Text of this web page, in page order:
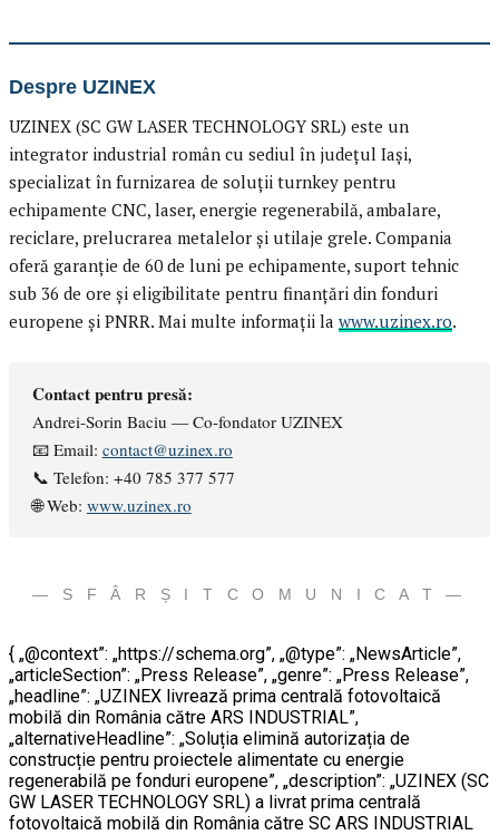
Despre UZINEX
UZINEX (SC GW LASER TECHNOLOGY SRL) este un
integrator industrial român cu sediul în județul Iași,
specializat în furnizarea de soluții turnkey pentru
echipamente CNC, laser, energie regenerabilă, ambalare,
reciclare, prelucrarea metalelor și utilaje grele. Compania
oferă garanție de 60 de luni pe echipamente, suport tehnic
sub 36 de ore și eligibilitate pentru finanțări din fonduri
europene și PNRR. Mai multe informații la www.uzinex.ro.
Contact pentru presă:
Andrei-Sorin Baciu — Co-fondator UZINEX
📧 Email: contact@uzinex.ro
📞 Telefon: +40 785 377 577
🌐 Web: www.uzinex.ro
— S F Â R Ș I T C O M U N I C A T —
{ „@context”: „https://schema.org”, „@type”: „NewsArticle”,
„articleSection”: „Press Release”, „genre”: „Press Release”,
„headline”: „UZINEX livrează prima centrală fotovoltaică
mobilă din România către ARS INDUSTRIAL”,
„alternativeHeadline”: „Soluția elimină autorizația de
construcție pentru proiectele alimentate cu energie
regenerabilă pe fonduri europene”, „description”: „UZINEX (SC
GW LASER TECHNOLOGY SRL) a livrat prima centrală
fotovoltaică mobilă din România către SC ARS INDUSTRIAL